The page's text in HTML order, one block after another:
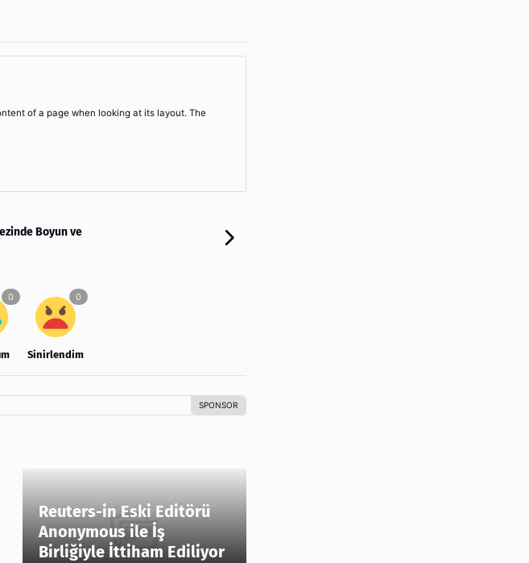
of a page when looking at its layout. The
Boyun ve
Sinirlendim
Reuters-in Eski Editörü
Anonymous ile İş
Birliğiyle İttiham Ediliyor